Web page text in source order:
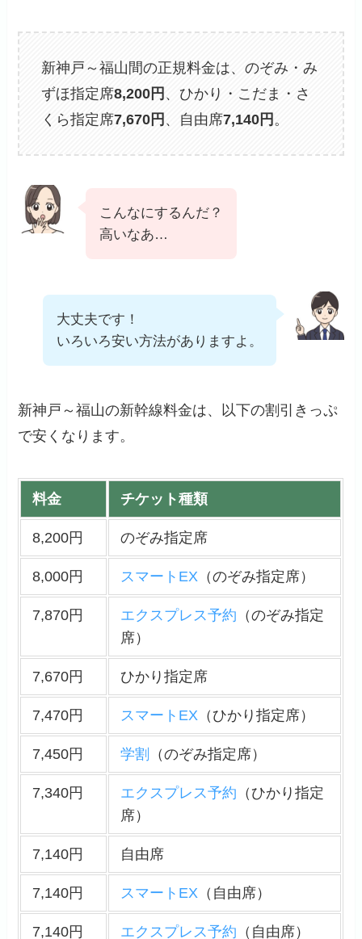
新神戸～福山間の正規料金は、のぞみ・み
ずほ指定席8,200円 、ひかり・こだま・さ
くら指定席7,670円 、自由席7,140円 。
こんなにするんだ？
高いなあ…
大丈夫です！
いろいろ安い方法がありますよ。
新神戸～福山の新幹線料金は、以下の割引きっぷ
で安くなります。
料金 チケット種類
8,200円 のぞみ指定席
8,000円 スマートEX（のぞみ指定席）
7,870円 エクスプレス予約 （のぞみ指定
席）
7,670円 ひかり指定席
7,470円 スマートEX（ひかり指定席）
7,450円 学割 （のぞみ指定席）
7,340円 エクスプレス予約 （ひかり指定
席）
7,140円 自由席
7,140円 スマートEX（自由席）
7,140円 エクスプレス予約 （自由席）